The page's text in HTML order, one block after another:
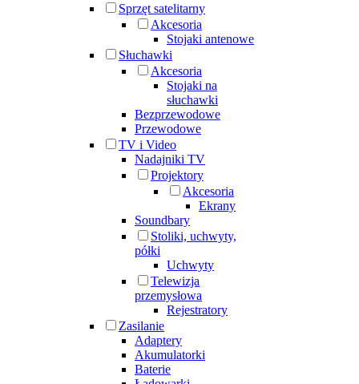
Sprzęt satelitarny
Akcesoria
Stojaki antenowe
Słuchawki
Akcesoria
Stojaki na
słuchawki
Bezprzewodowe
Przewodowe
TV i Video
Nadajniki TV
Projektory
Akcesoria
Ekrany
Soundbary
Stoliki, uchwyty,
półki
Uchwyty
Telewizja
przemysłowa
Rejestratory
Zasilanie
Adaptery
Akumulatorki
Baterie